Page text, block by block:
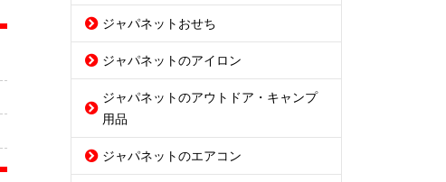
ジャパネットおせち
ジャパネットのアイロン
ジャパネットのアウトドア・キャンプ
用品
ジャパネットのエアコン